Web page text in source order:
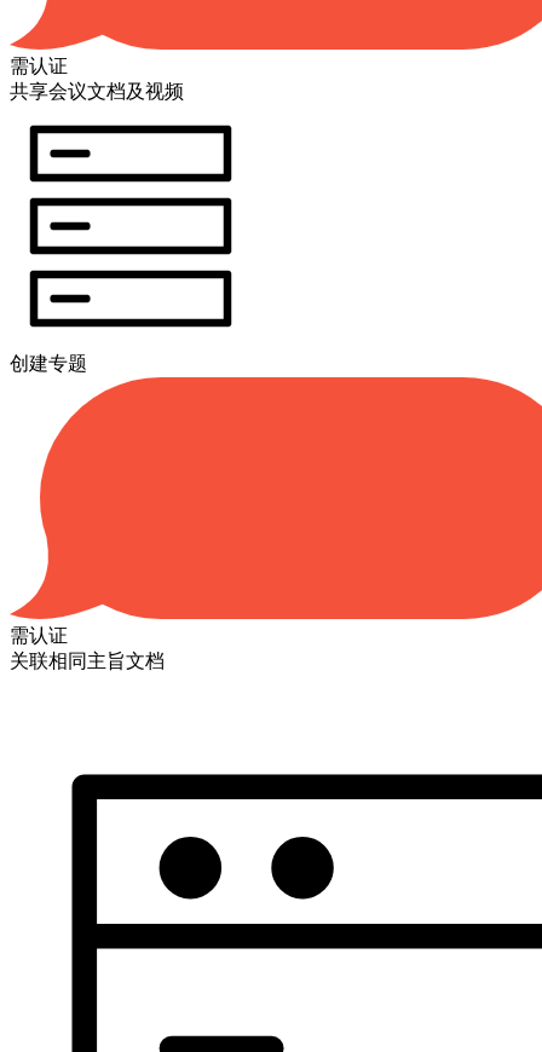
需认证
共享会议文档及视频
创建专题
需认证
关联相同主旨文档